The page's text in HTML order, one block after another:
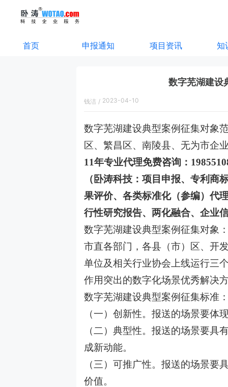
首页 申报通知 项目资讯 知
数字芜湖建设
钱洁 / 2023-04-10
数字芜湖建设典型案例征集对象
区、繁昌区、南陵县、无为市企
11年专业代理免费咨询：
（卧涛科技：项目申报、专利商
果评价、各类标准化（参编）代
行性研究报告、两化融合、企
数字芜湖建设典型案例征集对象
市直各部门，各县（市）区、开
单位及相关行业协会上线运行三
作用突出的数字化场景优秀解决
数字芜湖建设典型案例征集标准
（一）创新性。报送的场景要体
（二）典型性。报送的场景要具
成新动能。
（三）可推广性。报送的场景要
价值。